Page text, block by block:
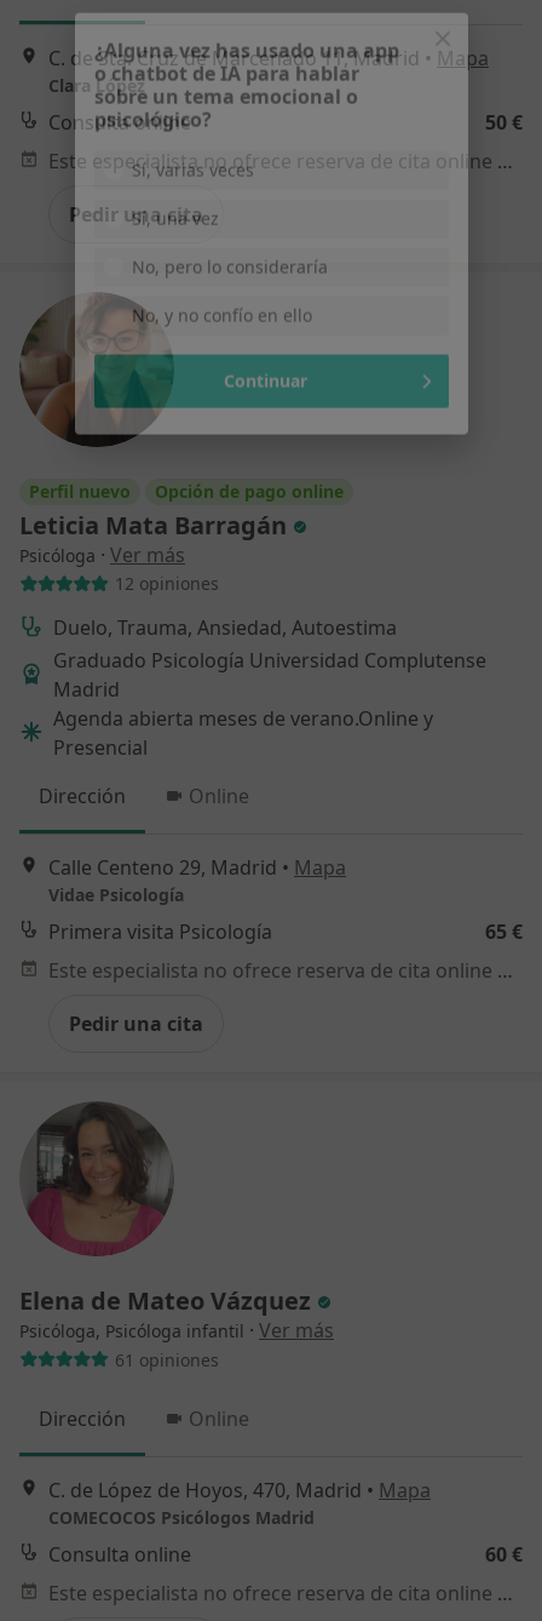
C. de Sta. Cruz de Marcenado 11, Madrid • Mapa
Clara López
Consulta online
50 €
Este especialista no ofrece reserva de cita online en esta dirección.
Pedir una cita
Perfil nuevo Opción de pago online
Leticia Mata Barragán
Psicóloga · Ver más
12 opiniones
Duelo, Trauma, Ansiedad, Autoestima
Graduado Psicología Universidad Complutense
Madrid
Agenda abierta meses de verano.Online y
Presencial
Dirección
Online
Calle Centeno 29, Madrid • Mapa
Vidae Psicología
Primera visita Psicología
65 €
Este especialista no ofrece reserva de cita online en esta dirección.
Pedir una cita
Elena de Mateo Vázquez
Psicóloga, Psicóloga infantil · Ver más
61 opiniones
Dirección Online
C. de López de Hoyos, 470, Madrid • Mapa
COMECOCOS Psicólogos Madrid
Consulta online
60 €
Este especialista no ofrece reserva de cita online en esta dirección.
¿Alguna vez has usado una app
o chatbot de IA para hablar
sobre un tema emocional o
psicológico?
Sí, varias veces
Sí, una vez
No, pero lo consideraría
No, y no confío en ello